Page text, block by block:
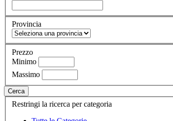
Provincia
Prezzo
Minimo
Massimo
Cerca
Restringi la ricerca per categoria